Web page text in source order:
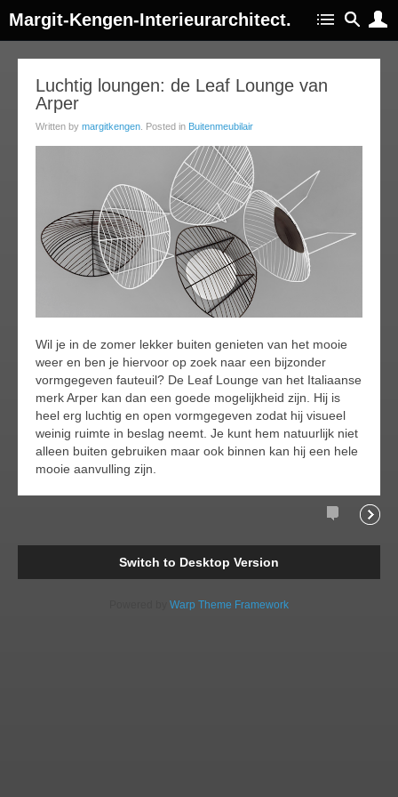
Margit-Kengen-Interieurarchitect.
Luchtig loungen: de Leaf Lounge van
Arper
Written by margitkengen . Posted in Buitenmeubilair
Wil je in de zomer lekker buiten genieten van het mooie
weer en ben je hiervoor op zoek naar een bijzonder
vormgegeven fauteuil? De Leaf Lounge van het Italiaanse
merk Arper kan dan een goede mogelijkheid zijn. Hij is
heel erg luchtig en open vormgegeven zodat hij visueel
weinig ruimte in beslag neemt. Je kunt hem natuurlijk niet
alleen buiten gebruiken maar ook binnen kan hij een hele
mooie aanvulling zijn.
Comments
Switch to Desktop Version
Warp Theme Framework